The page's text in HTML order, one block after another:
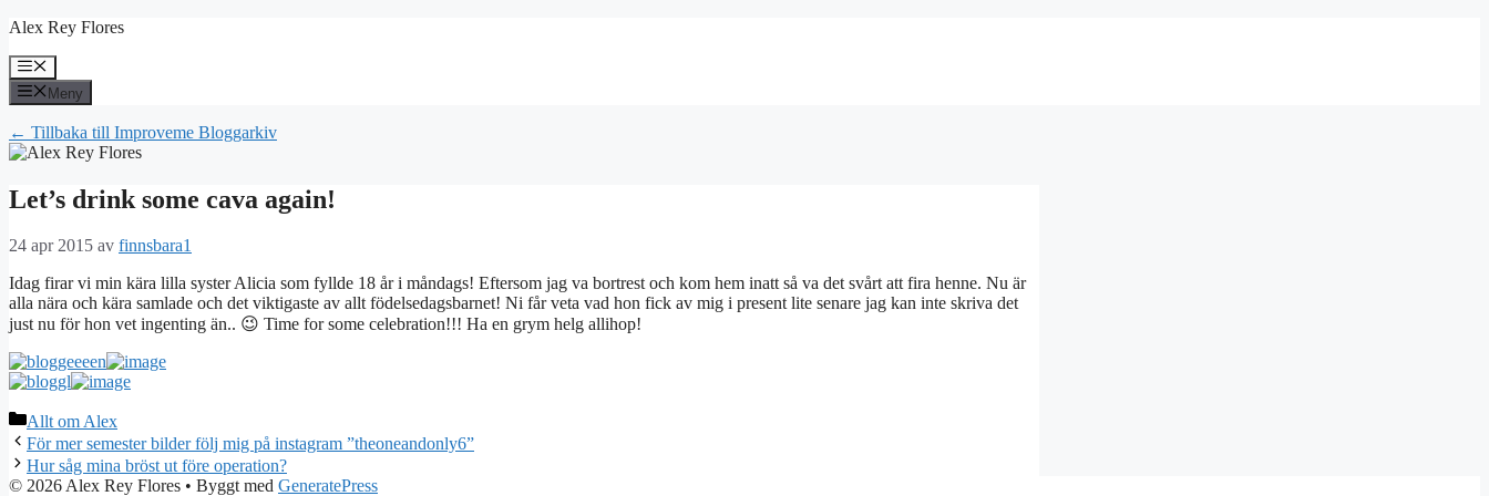
Hoppa
innehåll
Alex Rey Flores
Meny
Meny
← Tillbaka till Improveme Bloggarkiv
Let’s drink some cava again!
24 apr 2015 av finnsbara1
Idag firar vi min kära lilla syster Alicia som fyllde 18 år i måndags! Eftersom jag va bortrest och kom hem inatt så va det svårt att fira henne. Nu är
alla nära och kära samlade och det viktigaste av allt födelsedagsbarnet! Ni får veta vad hon fick av mig i present lite senare jag kan inte skriva det
just nu för hon vet ingenting än.. 😉 Time for some celebration!!! Ha en grym helg allihop!
Kategorier
Allt om Alex
För mer semester bilder följ mig på instagram ”theoneandonly6”
Hur såg mina bröst ut före operation?
© 2026 Alex Rey Flores • Byggt med GeneratePress